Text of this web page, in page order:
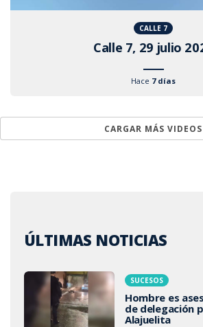
CALLE 7
Calle 7, 29 julio
Hace 7 días
CARGAR MÁS VIDEOS
ÚLTIMAS NOTICIAS
SUCESOS
Hombre es
de delegación
Alajuelita